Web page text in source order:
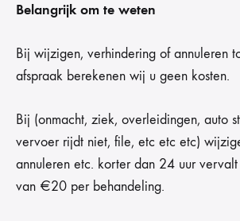
Belangrijk om te weten
Bij wijzigen, verhindering of annuleren
afspraak berekenen wij u geen kosten.
Bij (onmacht, ziek, overleidingen, auto
vervoer rijdt niet, file, etc etc etc)
annuleren etc. korter dan 24 uur
van €20 per behandeling.